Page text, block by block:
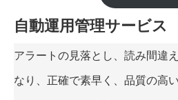
自動運用管理サービス
アラートの見落とし、読み間違
なり、正確で素早く、品質の高